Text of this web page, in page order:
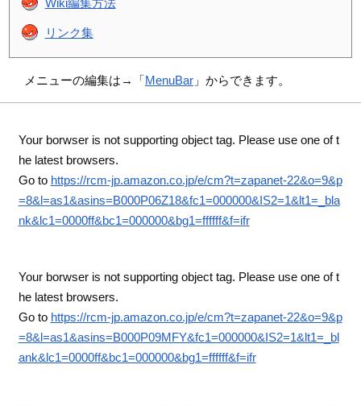
Wiki編集方法
リンク集
メニューの編集は→「MenuBar 」からできます。
Your borwser is not supporting object tag. Please use one of t
he latest browsers.
Go to https://rcm-jp.amazon.co.jp/e/cm?t=zapanet-22&o=9&p
=8&l=as1&asins=B000P06Z18&fc1=000000&IS2=1&lt1=_bla
nk&lc1=0000ff&bc1=000000&bg1=ffffff&f=ifr
Your borwser is not supporting object tag. Please use one of t
he latest browsers.
Go to https://rcm-jp.amazon.co.jp/e/cm?t=zapanet-22&o=9&p
=8&l=as1&asins=B000P09MFY&fc1=000000&IS2=1&lt1=_bl
ank&lc1=0000ff&bc1=000000&bg1=ffffff&f=ifr